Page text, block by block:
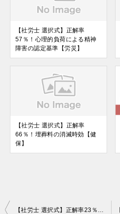
【社労士 選択式】正解率
57％！心理的負荷による精神
障害の認定基準【労災】
【社労士 選択式】正解率
66％！埋葬料の消滅時効【健
保】
投
【社労士 選択式】正解率23％！逸脱・中断【労災】